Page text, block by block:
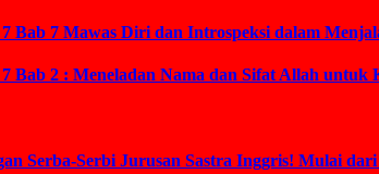
Bab 7 Mawas Diri dan Introspeksi dalam
Bab 2 : Meneladan Nama dan Sifat Allah untuk
Serba-Serbi Jurusan Sastra Inggris! Mulai